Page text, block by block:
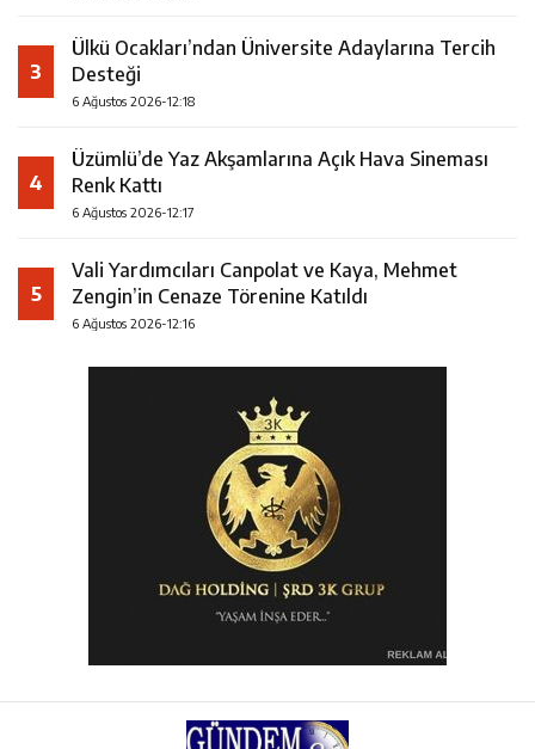
3
Ülkü Ocakları’ndan Üniversite Adaylarına Tercih
Desteği
6 Ağustos 2026-12:18
4
Üzümlü’de Yaz Akşamlarına Açık Hava Sineması
Renk Kattı
6 Ağustos 2026-12:17
5
Vali Yardımcıları Canpolat ve Kaya, Mehmet
Zengin’in Cenaze Törenine Katıldı
6 Ağustos 2026-12:16